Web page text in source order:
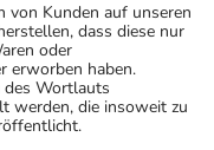
von Kunden auf unseren
dass diese nur
oder
erworben haben.
des Wortlauts
werden, die insoweit zu